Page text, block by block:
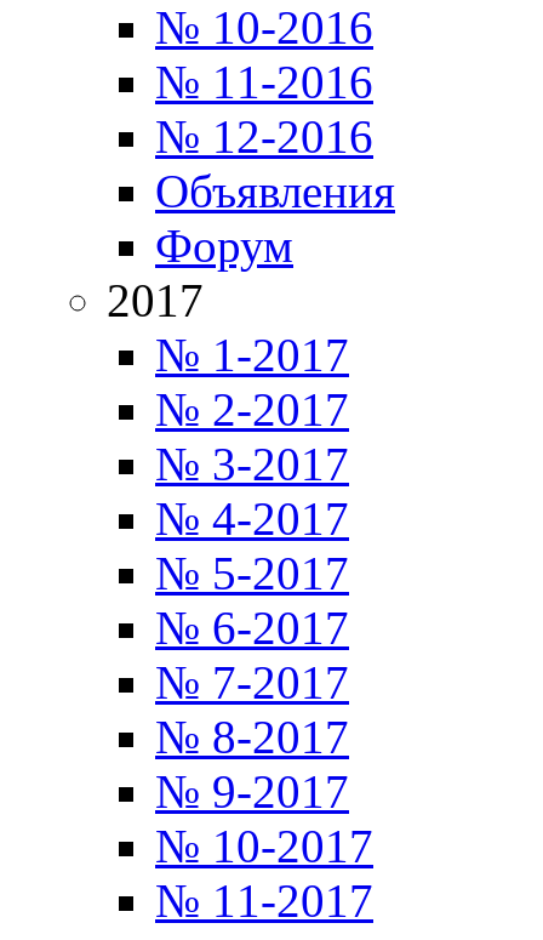
№ 10-2016
№ 11-2016
№ 12-2016
Объявления
Форум
2017
№ 1-2017
№ 2-2017
№ 3-2017
№ 4-2017
№ 5-2017
№ 6-2017
№ 7-2017
№ 8-2017
№ 9-2017
№ 10-2017
№ 11-2017